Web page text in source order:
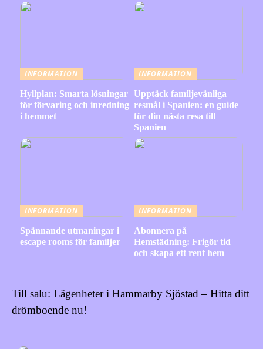
INFORMATION
Hyllplan: Smarta lösningar
för förvaring och inredning
i hemmet
INFORMATION
Upptäck familjevänliga
resmål i Spanien: en guide
för din nästa resa till
Spanien
INFORMATION
Spännande utmaningar i
escape rooms för familjer
INFORMATION
Abonnera på
Hemstädning: Frigör tid
och skapa ett rent hem
Till salu: Lägenheter i Hammarby Sjöstad – Hitta ditt
drömboende nu!